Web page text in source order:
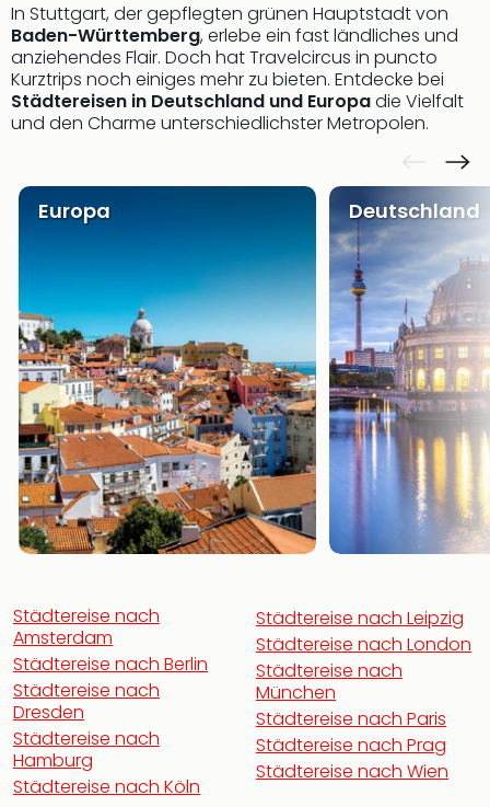
In Stuttgart, der gepflegten grünen Hauptstadt von
Baden-Württemberg, erlebe ein fast ländliches und
anziehendes Flair. Doch hat Travelcircus in puncto
Kurztrips noch einiges mehr zu bieten. Entdecke bei
Städtereisen in Deutschland und Europadie Vielfalt
und den Charme unterschiedlichster Metropolen.
Europa Deutschland
Städtereise nach
Amsterdam
Städtereise nach Berlin
Städtereise nach
Dresden
Städtereise nach
Hamburg
Städtereise nach Köln
Städtereise nach Leipzig
Städtereise nach London
Städtereise nach
München
Städtereise nach Paris
Städtereise nach Prag
Städtereise nach Wien